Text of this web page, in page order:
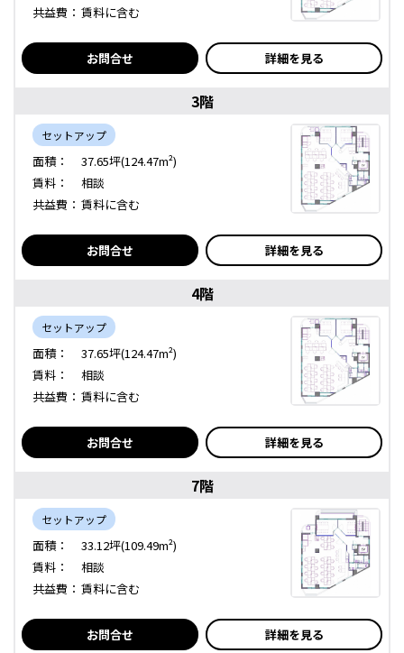
共益費： 賃料に含む
お問合せ 詳細を見る
3階
セットアップ
面積：
37.65坪(124.47m²)
賃料：
相談
共益費： 賃料に含む
お問合せ 詳細を見る
4階
セットアップ
面積：
37.65坪(124.47m²)
賃料：
相談
共益費： 賃料に含む
お問合せ 詳細を見る
7階
セットアップ
面積：
33.12坪(109.49m²)
賃料：
相談
共益費： 賃料に含む
お問合せ 詳細を見る